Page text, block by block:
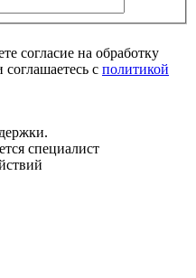
согласие на обработку
с политикой
специалист